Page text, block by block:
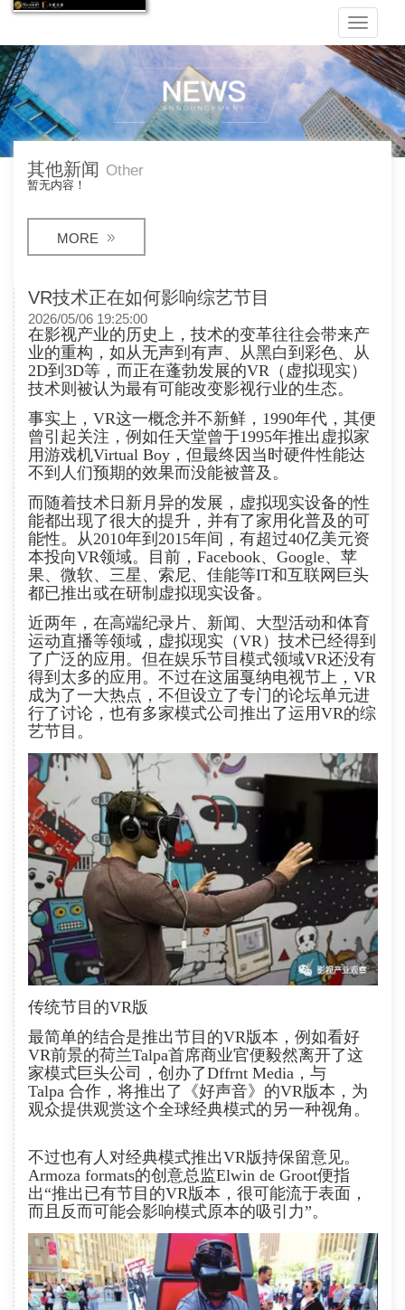
Toggle
其他新闻 Other
暂无内容！
MORE
VR技术正在如何影响综艺节目
2026/05/06 19:25:00
在影视产业的历史上，技术的变革往往会带来产
业的重构，如从无声到有声、从黑白到彩色、从
2D到3D等，而正在蓬勃发展的VR（虚拟现实）
技术则被认为最有可能改变影视行业的生态。
事实上，VR这一概念并不新鲜，1990年代，其便
曾引起关注，例如任天堂曾于1995年推出虚拟家
用游戏机Virtual Boy，但最终因当时硬件性能达
不到人们预期的效果而没能被普及。
而随着技术日新月异的发展，虚拟现实设备的性
能都出现了很大的提升，并有了家用化普及的可
能性。从2010年到2015年间，有超过40亿美元资
本投向VR领域。目前，Facebook、Google、苹
果、微软、三星、索尼、佳能等IT和互联网巨头
都已推出或在研制虚拟现实设备。
近两年，在高端纪录片、新闻、大型活动和体育
运动直播等领域，虚拟现实（VR）技术已经得到
了广泛的应用。但在娱乐节目模式领域VR还没有
得到太多的应用。不过在这届戛纳电视节上，VR
成为了一大热点，不但设立了专门的论坛单元进
行了讨论，也有多家模式公司推出了运用VR的综
艺节目。
传统节目的VR版
最简单的结合是推出节目的VR版本，例如看好
VR前景的荷兰Talpa首席商业官便毅然离开了这
家模式巨头公司，创办了Dffrnt Media，与
Talpa 合作，将推出了《好声音》的VR版本，为
观众提供观赏这个全球经典模式的另一种视角。
不过也有人对经典模式推出VR版持保留意见。
Armoza formats的创意总监Elwin de Groot便指
出“推出已有节目的VR版本，很可能流于表面，
而且反而可能会影响模式原本的吸引力”。